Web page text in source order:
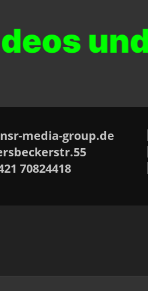
media-group.de
70824418